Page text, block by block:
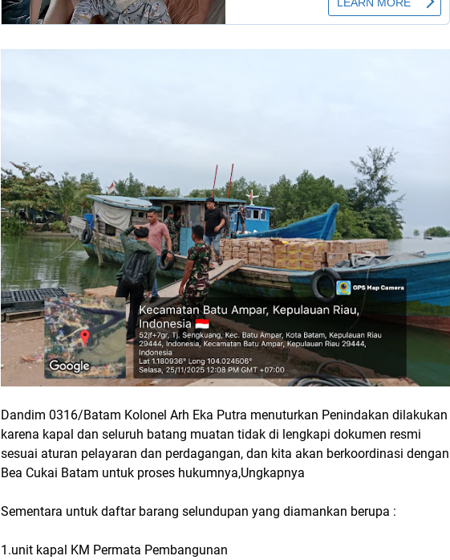
Dandim 0316/Batam Kolonel Arh Eka Putra menuturkan Penindakan dilakukan
karena kapal dan seluruh batang muatan tidak di lengkapi dokumen resmi
sesuai aturan pelayaran dan perdagangan, dan kita akan berkoordinasi dengan
Bea Cukai Batam untuk proses hukumnya,Ungkapnya
Sementara untuk daftar barang selundupan yang diamankan berupa :
1.unit kapal KM Permata Pembangunan